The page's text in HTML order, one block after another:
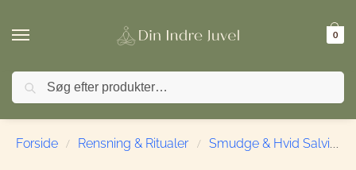
0
🚚 FRI FRAGT ved køb over 499,- | ⭐ TrustPilot 4,9 / 5
Forside / Rensning & Ritualer / Smudge & Hvid Salvie